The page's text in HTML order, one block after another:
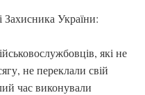
України:
які не
не переклали свій
час виконували